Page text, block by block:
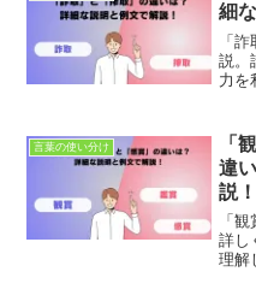
細
「
説。
力を
け
言葉の使い分け
「
違
説！
「
詳し
理解